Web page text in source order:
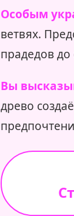
Особым
ветвях.
прадедов
Вы
древо